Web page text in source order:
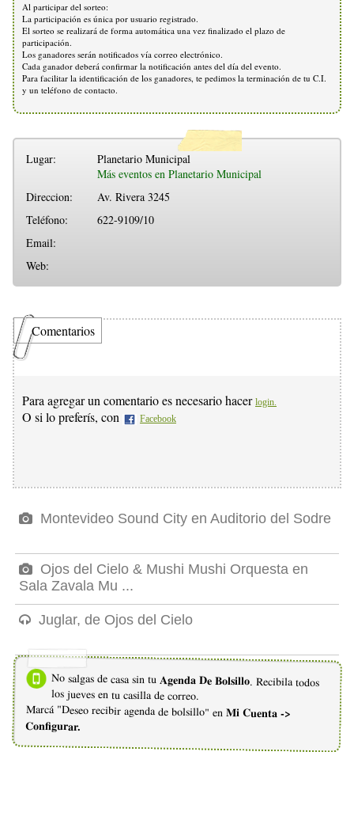
Al participar del sorteo:
La participación es única por usuario registrado.
El sorteo se realizará de forma automática una vez finalizado el plazo de
participación.
Los ganadores serán notificados vía correo electrónico.
Cada ganador deberá confirmar la notificación antes del día del evento.
Para facilitar la identificación de los ganadores, te pedimos la terminación de tu C.I.
y un teléfono de contacto.
Lugar:
Planetario Municipal
Más eventos en Planetario Municipal
Direccion:
Av. Rivera 3245
Teléfono:
622-9109/10
Email:
Web:
Comentarios
Para agregar un comentario es necesario hacer login.
O si lo preferís, con Facebook
Montevideo Sound City en Auditorio del Sodre
Ojos del Cielo & Mushi Mushi Orquesta en
Sala Zavala Mu ...
Juglar, de Ojos del Cielo
No salgas de casa sin tu Agenda De Bolsillo. Recibila todos
los jueves en tu casilla de correo.
Marcá "Deseo recibir agenda de bolsillo" en Mi Cuenta ->
Configurar.